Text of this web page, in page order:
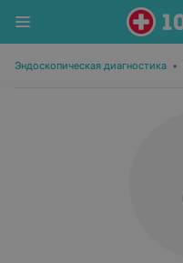
Эндоскопическая диагностика •